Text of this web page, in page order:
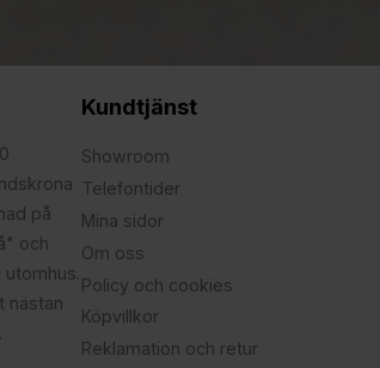
på
och
nästan
Kundtjänst
Showroom
Telefontider
Mina sidor
Om oss
Policy och cookies
Köpvillkor
Reklamation och retur